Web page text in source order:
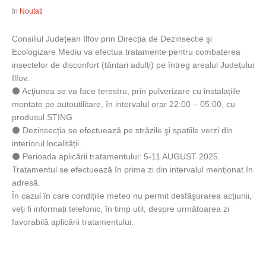
In Noutati
Consiliul Județean Ilfov prin Direcția de Dezinsectie şi
Ecologizare Mediu va efectua tratamente pentru combaterea
insectelor de disconfort (tântari adulți) pe întreg arealul Județului
Ilfov.
⚫ Acţiunea se va face terestru, prin pulverizare cu instalațiile
montate pe autoutilitare, în intervalul orar 22:00 – 05:00, cu
produsul STING
⚫ Dezinsecția se efectuează pe străzile şi spațiile verzi din
interiorul localității.
⚫ Perioada aplicării tratamentului: 5-11 AUGUST 2025.
Tratamentul se efectuează în prima zi din intervalul menționat în
adresă.
În cazul în care condițiile meteo nu permit desfăşurarea acțiunii,
veți fi informați telefonic, în timp util, despre următoarea zi
favorabilă aplicării tratamentului.